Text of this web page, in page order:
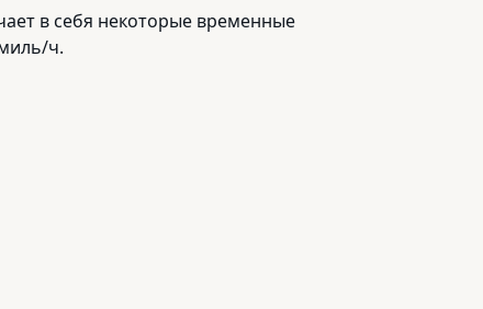
в себя некоторые временные
ч.